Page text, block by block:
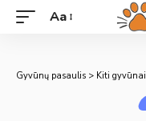
Aa
Gyvūnų pasaulis > Kiti gyvūnai